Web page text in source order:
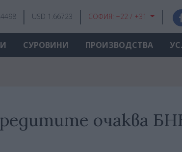
USD 1.66723 СОФИЯ: +22 / +31
СУРОВИНИ ПРОИЗВОДСТВА
очаква